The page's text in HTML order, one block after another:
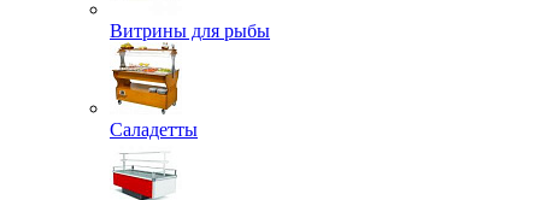
Витрины для рыбы
Саладетты